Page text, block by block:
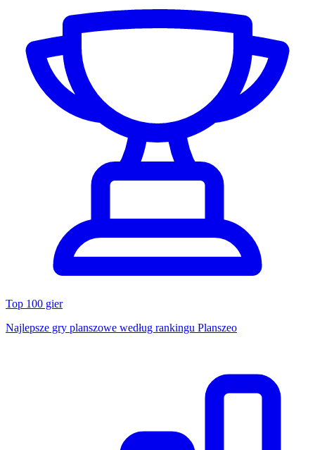
Top 100 gier
Najlepsze gry planszowe według rankingu Planszeo